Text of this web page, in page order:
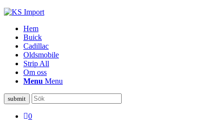
Hem
Buick
Cadillac
Oldsmobile
Strip All
Om oss
Menu Menu
0